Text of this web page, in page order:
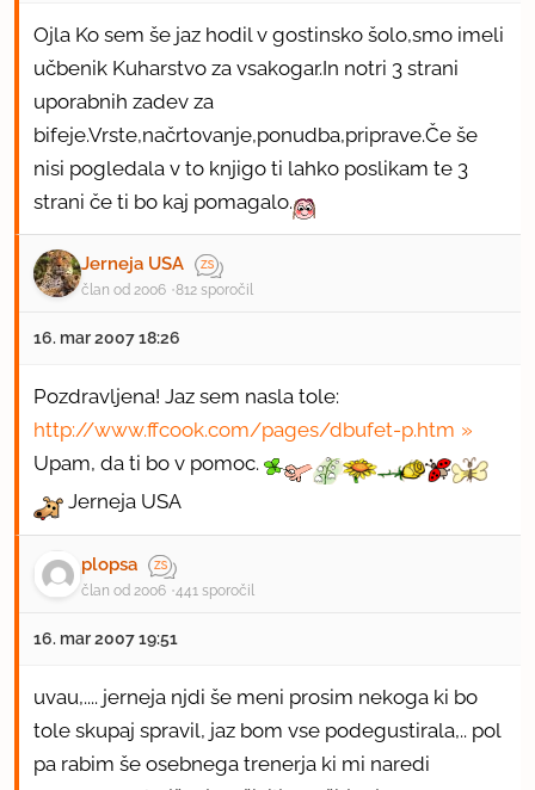
Ojla Ko sem še jaz hodil v gostinsko šolo,smo imeli
učbenik Kuharstvo za vsakogar.In notri 3 strani
uporabnih zadev za
bifeje.Vrste,načrtovanje,ponudba,priprave.Če še
nisi pogledala v to knjigo ti lahko poslikam te 3
strani če ti bo kaj pomagalo.
Jerneja USA
član od 2006 812 sporočil
16. mar 2007 18:26
Pozdravljena! Jaz sem nasla tole:
http://www.ffcook.com/pages/dbufet-p.htm
Upam, da ti bo v pomoc.
Jerneja USA
plopsa
član od 2006 441 sporočil
16. mar 2007 19:51
uvau,.... jerneja njdi še meni prosim nekoga ki bo
tole skupaj spravil, jaz bom vse podegustirala,.. pol
pa rabim še osebnega trenerja ki mi naredi